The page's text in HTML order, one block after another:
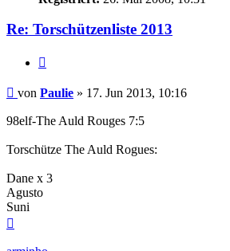
Re: Torschützenliste 2013
Beitrag
von Paulie » 17. Jun 2013, 10:16
98elf-The Auld Rouges 7:5
Torschütze The Auld Rogues:
Dane x 3
Agusto
Suni